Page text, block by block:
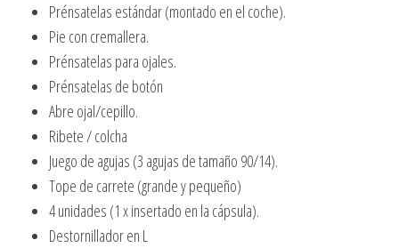
Prénsatelas estándar (montado en el coche).
Pie con cremallera.
Prénsatelas para ojales.
Prénsatelas de botón
Abre ojal/cepillo.
Ribete / colcha
Juego de agujas (3 agujas de tamaño 90/14).
Tope de carrete (grande y pequeño)
4 unidades (1 x insertado en la cápsula).
Destornillador en L